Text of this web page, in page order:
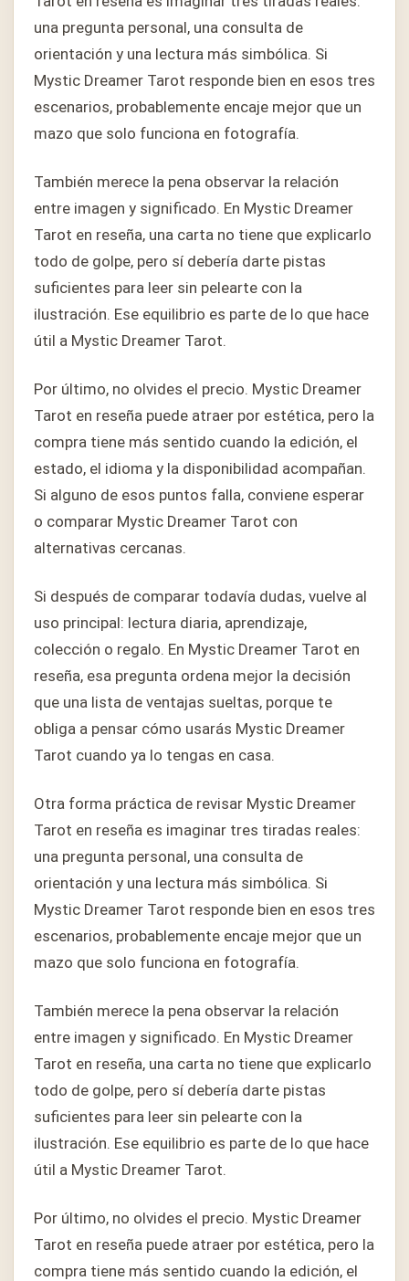
una pregunta personal, una consulta de
orientación y una lectura más simbólica. Si
Mystic Dreamer Tarot responde bien en esos tres
escenarios, probablemente encaje mejor que un
mazo que solo funciona en fotografía.
También merece la pena observar la relación
entre imagen y significado. En Mystic Dreamer
Tarot en reseña, una carta no tiene que explicarlo
todo de golpe, pero sí debería darte pistas
suficientes para leer sin pelearte con la
ilustración. Ese equilibrio es parte de lo que hace
útil a Mystic Dreamer Tarot.
Por último, no olvides el precio. Mystic Dreamer
Tarot en reseña puede atraer por estética, pero la
compra tiene más sentido cuando la edición, el
estado, el idioma y la disponibilidad acompañan.
Si alguno de esos puntos falla, conviene esperar
o comparar Mystic Dreamer Tarot con
alternativas cercanas.
Si después de comparar todavía dudas, vuelve al
uso principal: lectura diaria, aprendizaje,
colección o regalo. En Mystic Dreamer Tarot en
reseña, esa pregunta ordena mejor la decisión
que una lista de ventajas sueltas, porque te
obliga a pensar cómo usarás Mystic Dreamer
Tarot cuando ya lo tengas en casa.
Otra forma práctica de revisar Mystic Dreamer
Tarot en reseña es imaginar tres tiradas reales:
una pregunta personal, una consulta de
orientación y una lectura más simbólica. Si
Mystic Dreamer Tarot responde bien en esos tres
escenarios, probablemente encaje mejor que un
mazo que solo funciona en fotografía.
También merece la pena observar la relación
entre imagen y significado. En Mystic Dreamer
Tarot en reseña, una carta no tiene que explicarlo
todo de golpe, pero sí debería darte pistas
suficientes para leer sin pelearte con la
ilustración. Ese equilibrio es parte de lo que hace
útil a Mystic Dreamer Tarot.
Por último, no olvides el precio. Mystic Dreamer
Tarot en reseña puede atraer por estética, pero la
compra tiene más sentido cuando la edición, el